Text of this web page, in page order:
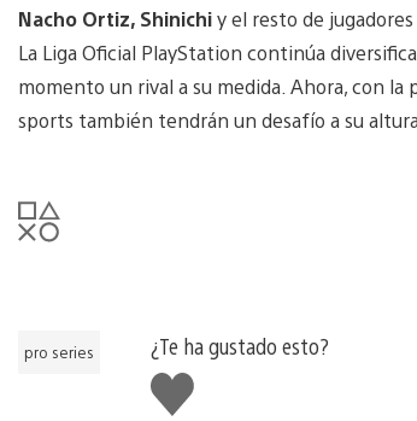
Nacho Ortiz, Shinichiy el resto de
La Liga Oficial PlayStation continúa
momento un rival a su medida. Ahora, con la
sports también tendrán un desafío a su
pro series
¿Te ha gustado esto?
Me
gusta